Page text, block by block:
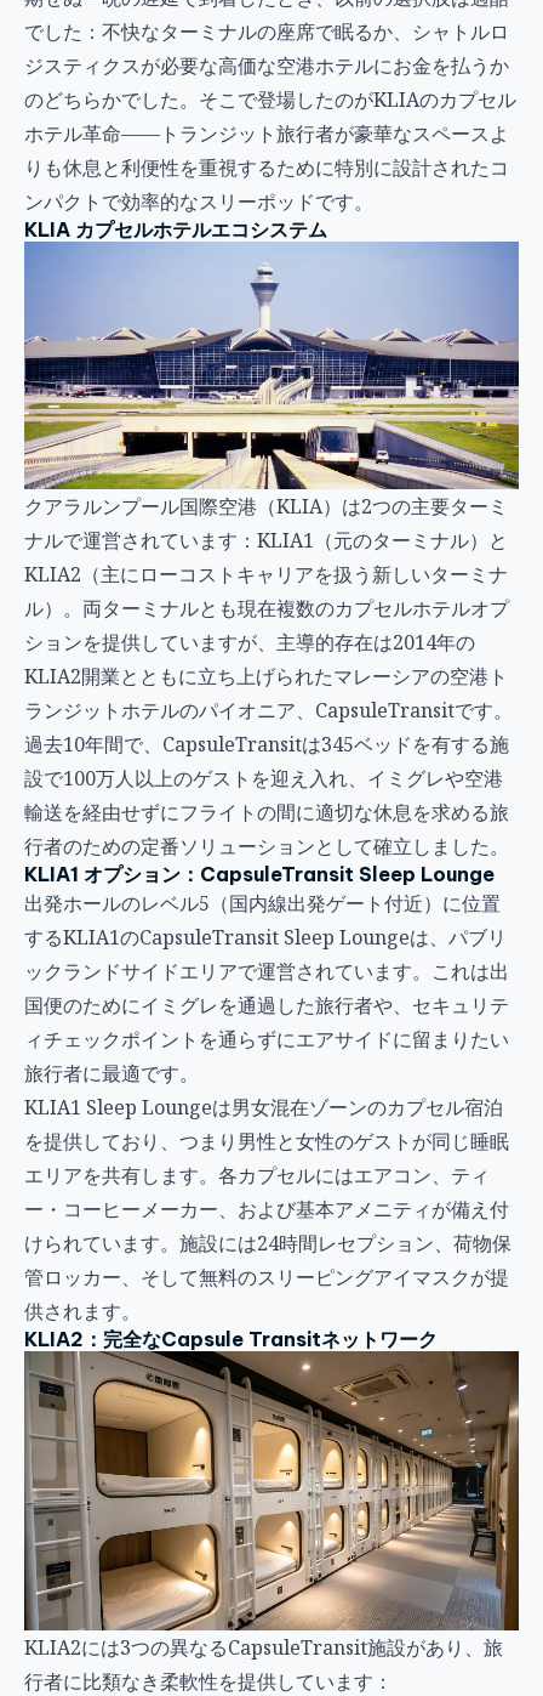
でした：不快なターミナルの座席で眠るか、シャトルロ
ジスティクスが必要な高価な空港ホテルにお金を払うか
のどちらかでした。そこで登場したのがKLIAのカプセル
ホテル革命——トランジット旅行者が豪華なスペースよ
りも休息と利便性を重視するために特別に設計されたコ
ンパクトで効率的なスリーポッドです。
KLIA カプセルホテルエコシステム
クアラルンプール国際空港（KLIA）は2つの主要ターミ
ナルで運営されています：KLIA1（元のターミナル）と
KLIA2（主にローコストキャリアを扱う新しいターミナ
ル）。両ターミナルとも現在複数のカプセルホテルオプ
ションを提供していますが、主導的存在は2014年の
KLIA2開業とともに立ち上げられたマレーシアの空港ト
ランジットホテルのパイオニア、CapsuleTransitです。
過去10年間で、CapsuleTransitは345ベッドを有する施
設で100万人以上のゲストを迎え入れ、イミグレや空港
輸送を経由せずにフライトの間に適切な休息を求める旅
行者のための定番ソリューションとして確立しました。
KLIA1 オプション：CapsuleTransit Sleep Lounge
出発ホールのレベル5（国内線出発ゲート付近）に位置
するKLIA1のCapsuleTransit Sleep Loungeは、パブリ
ックランドサイドエリアで運営されています。これは出
国便のためにイミグレを通過した旅行者や、セキュリテ
ィチェックポイントを通らずにエアサイドに留まりたい
旅行者に最適です。
KLIA1 Sleep Loungeは男女混在ゾーンのカプセル宿泊
を提供しており、つまり男性と女性のゲストが同じ睡眠
エリアを共有します。各カプセルにはエアコン、ティ
ー・コーヒーメーカー、および基本アメニティが備え付
けられています。施設には24時間レセプション、荷物保
管ロッカー、そして無料のスリーピングアイマスクが提
供されます。
KLIA2：完全なCapsule Transitネットワーク
KLIA2には3つの異なるCapsuleTransit施設があり、旅
行者に比類なき柔軟性を提供しています：